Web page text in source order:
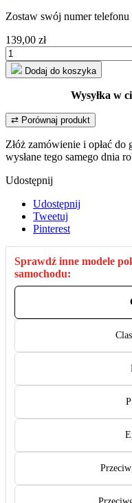
Zostaw swój numer telefonu
139,00 zł
Dodaj do koszyka
Wysyłka w
⇄ Porównaj produkt
Złóż zamówienie i opłać do
wysłane tego samego dnia
Udostępnij
Udostępnij
Tweetuj
Pinterest
Sprawdź inne modele
samochodu: